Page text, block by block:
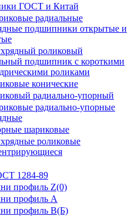
ГОСТ и Китай
радиальные
подшипники открытые и
роликовый
подшипник с короткими
роликами
конические
радиально-упорный
радиально-упорные
шариковые
роликовые
1284-89
профиль Z(0)
профиль А
профиль В(Б)